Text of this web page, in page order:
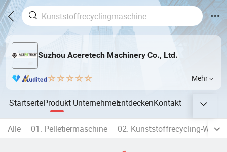
Suzhou Aceretech Machinery Co., Ltd.
Mehr
StartseiteProdukt UnternehmenEntdeckenKontakt
Alle 01. Pelletiermaschine 02. Kunststoffrecycling-